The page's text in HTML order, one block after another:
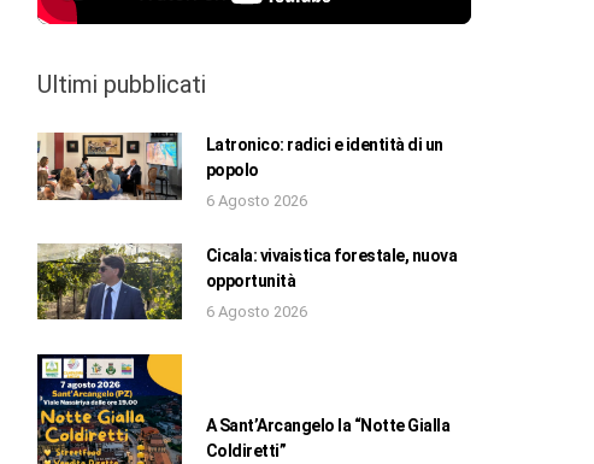
Ultimi pubblicati
Latronico: radici e identità di un
popolo
6 Agosto 2026
Cicala: vivaistica forestale, nuova
opportunità
6 Agosto 2026
A Sant’Arcangelo la “Notte Gialla
Coldiretti”